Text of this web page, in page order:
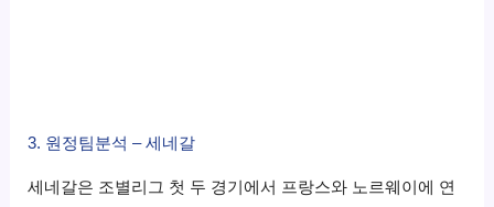
3. 원정팀분석 – 세네갈
세네갈은 조별리그 첫 두 경기에서 프랑스와 노르웨이에 연